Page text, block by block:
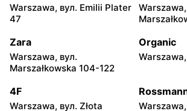
Żabka
Grzybowska 2
Żabka
Żabka
Chałubińskiego 8
Żabka
73
Warszawa, вул. Emilii Plater
47
Zara
Warszawa, вул.
Marszałkowska 104-122
Organic
4F
Warszawa, вул. Złota